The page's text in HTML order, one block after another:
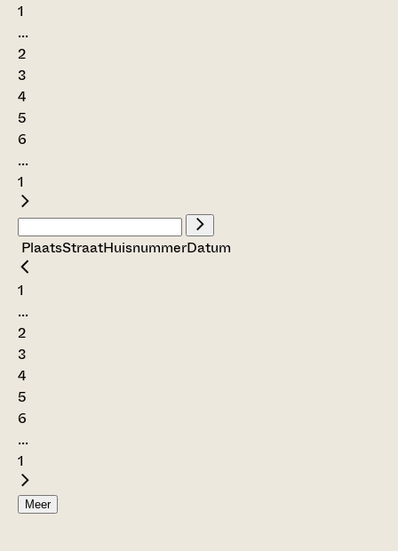
1
...
2
3
4
5
6
...
1
PlaatsStraatHuisnummerDatum
1
...
2
3
4
5
6
...
1
Meer